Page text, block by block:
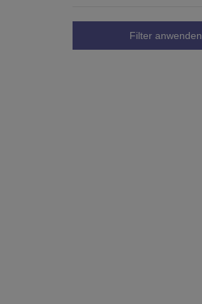
Filter anwenden